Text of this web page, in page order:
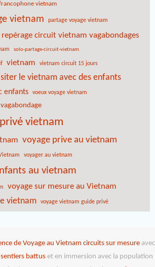
vietnam
vietnam partage voyage vietnam
repérage circuit vietnam vagabondages
solo-partage-circuit-vietnam
vietnam vietnam circuit 15 jours
le vietnam avec des enfants
enfants voeux voyage vietnam
vietnam
voyage prive au vietnam
voyager au vietnam
au vietnam
voyage sur mesure au Vietnam
vietnam voyage vietnam guide privé
de Voyage au Vietnam circuits sur mesureavec
battus et en immersion avec la population